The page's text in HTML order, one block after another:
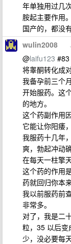
年单独用过几
胺起主要作用
国产的，都没
wulin2008
@laifu123 #83
将睾酮转化成
我备孕前三个
开始服药。这
的地方。
这个药副作用
它能让你阳痿
我服药十几年
爽，勃起冲动
在每天一柱擎
这个药的作用
药就回归你本
我以前服药前
非常多。
对了，我是二
粒，35 以后变
少，没必要每